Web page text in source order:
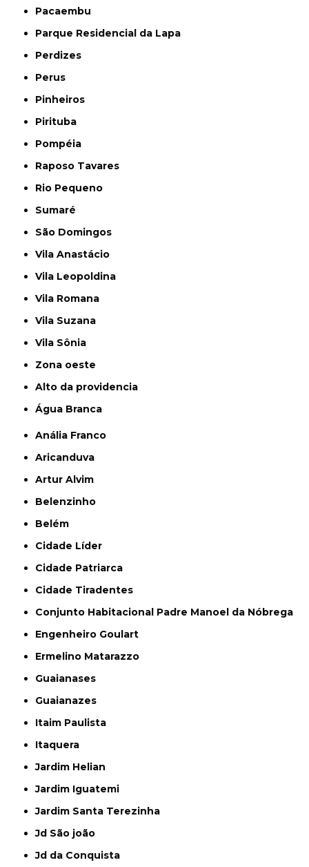
Pacaembu
Parque Residencial da Lapa
Perdizes
Perus
Pinheiros
Pirituba
Pompéia
Raposo Tavares
Rio Pequeno
Sumaré
São Domingos
Vila Anastácio
Vila Leopoldina
Vila Romana
Vila Suzana
Vila Sônia
Zona oeste
alto da providencia
Água Branca
Anália Franco
Aricanduva
Artur Alvim
Belenzinho
Belém
Cidade Líder
Cidade Patriarca
Cidade Tiradentes
Conjunto Habitacional Padre Manoel da Nóbrega
Engenheiro Goulart
Ermelino Matarazzo
Guaianases
Guaianazes
Itaim Paulista
Itaquera
Jardim Helian
Jardim Iguatemi
Jardim Santa Terezinha
Jd São joão
Jd da Conquista